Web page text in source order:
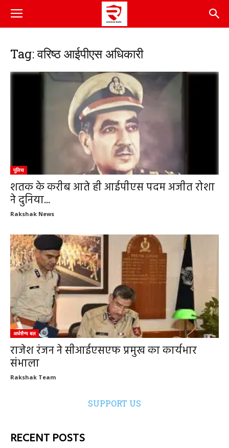
Tag: वरिष्ठ आईपीएस अधिकारी
पुलिस
शतक के करीब आते ही आईपीएस पदम अजीत रोशा
ने दुनिया...
Rakshak News
अर्धसैन्य बल
राजेश रंजन ने सीआईएसएफ प्रमुख का कार्यभार
संभाला
Rakshak Team
SUPPORT US
RECENT POSTS